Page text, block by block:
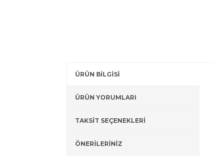
ÜRÜN BİLGİSİ
ÜRÜN YORUMLARI
TAKSİT SEÇENEKLERİ
ÖNERİLERİNİZ